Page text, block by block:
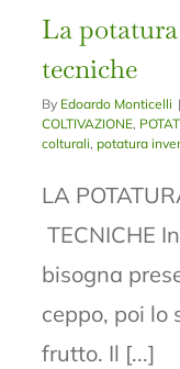
La
tecniche
By Edoardo Monticelli |
COLTIVAZIONE,
colturali,potatura
LA
TECNICHE
bisogna
ceppo, poi lo
frutto. Il [...]